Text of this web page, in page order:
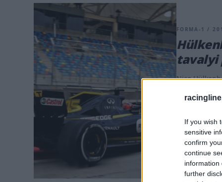
If you wish
sensitive
confirm
continue
information
further
FORMA-1 /
tavalyi
Nico
célja
negyedik
Mercedes/
[&hellip;]